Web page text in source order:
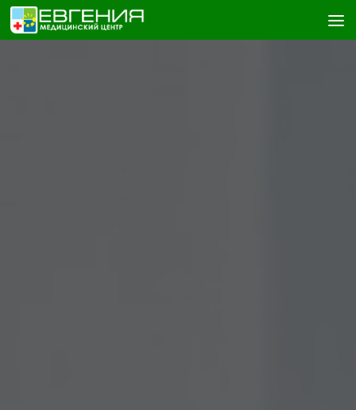
Skip to content